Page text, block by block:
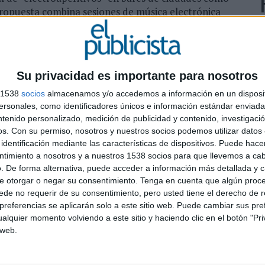
Su privacidad es importante para nosotros
socios almacenamos y/o accedemos a información en un
como identificadores únicos e información estándar
personalizado, medición de publicidad y contenido,
Con su permiso, nosotros y nuestros socios podemos utilizar datos
mediante las características de dispositivos. Puede
a nosotros y a nuestros 1538 socios para que llevemos a
De forma alternativa, puede acceder a información más detallada y
otorgar o negar su consentimiento. Tenga en cuenta que algún
no requerir de su consentimiento, pero usted tiene el derecho de
se aplicarán solo a este sitio web. Puede cambiar sus
momento volviendo a este sitio y haciendo clic en el botón
combina sesiones de música electrónica
contenido digital y activaciones presenciales
con espacios cotidianos de socialización y
el aperitivo como territorio cultural y social para
vinculadas al consumo y la hostelería buscan
al entretenimiento y las comunidades digitales.
más visible entre marcas de alimentación y
desde formatos contemporáneos
entre físico y digital. En este caso, la estrategia
de contenido.
Instagram, TikTok y YouTube, donde se
contenidos vinculados a la gira. Además, la marca
y locales encargados de amplificar la
cada ciudad.